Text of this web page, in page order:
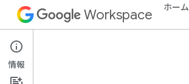
Workspace ホーム
Google Chat
概要
情報